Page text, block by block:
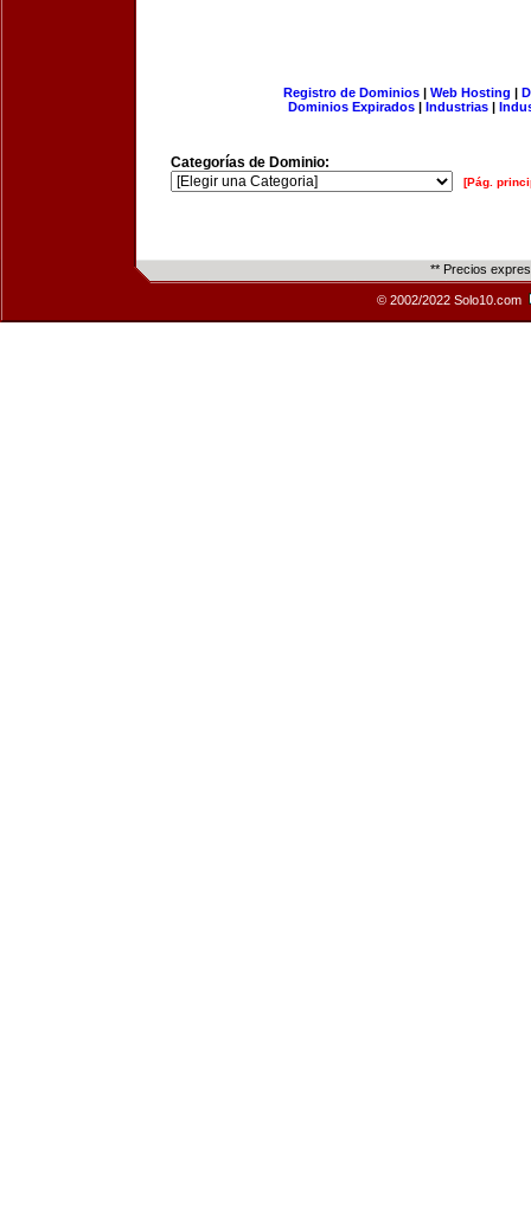
Registro de Dominios| Web Hosting |
Dominios Expirados | Industrias |
Categorías de Dominio:
[Pág.
** Precios
© 2002/2022 Solo10.com